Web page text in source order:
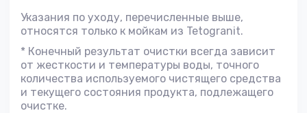
Указания по уходу, перечисленные выше,
относятся только к мойкам из Tetogranit.
* Конечный результат очистки всегда зависит
от жесткости и температуры воды, точного
количества используемого чистящего средства
и текущего состояния продукта, подлежащего
очистке.